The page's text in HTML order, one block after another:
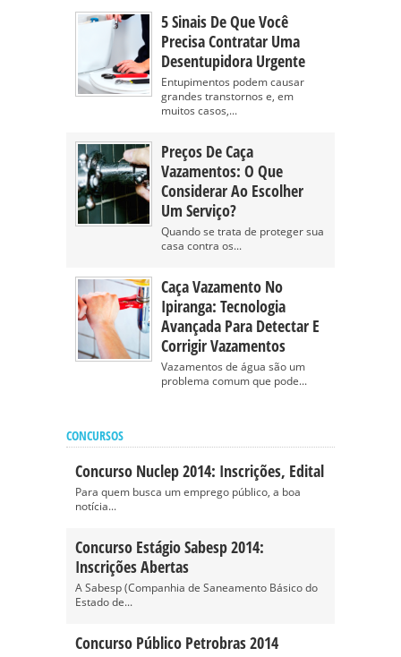
5 Sinais De Que Você
Precisa Contratar Uma
Desentupidora Urgente
Entupimentos podem causar
grandes transtornos e, em
muitos casos,...
Preços De Caça
Vazamentos: O Que
Considerar Ao Escolher
Um Serviço?
Quando se trata de proteger sua
casa contra os...
Caça Vazamento No
Ipiranga: Tecnologia
Avançada Para Detectar E
Corrigir Vazamentos
Vazamentos de água são um
problema comum que pode...
CONCURSOS
Concurso Nuclep 2014: Inscrições, Edital
Para quem busca um emprego público, a boa
notícia...
Concurso Estágio Sabesp 2014:
Inscrições Abertas
A Sabesp (Companhia de Saneamento Básico do
Estado de...
Concurso Público Petrobras 2014